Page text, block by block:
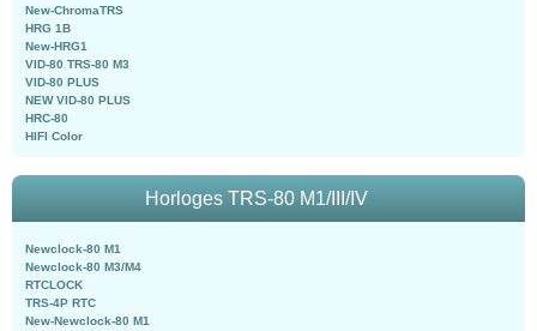
New-ChromaTRS
HRG 1B
New-HRG1
VID-80 TRS-80 M3
VID-80 PLUS
NEW VID-80 PLUS
HRC-80
HIFI Color
Horloges TRS-80 M1/III/IV
Newclock-80 M1
Newclock-80 M3/M4
RTCLOCK
TRS-4P RTC
New-Newclock-80 M1